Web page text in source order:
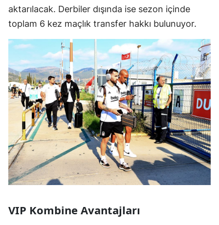
aktarılacak. Derbiler dışında ise sezon içinde
toplam 6 kez maçlık transfer hakkı bulunuyor.
VIP Kombine Avantajları